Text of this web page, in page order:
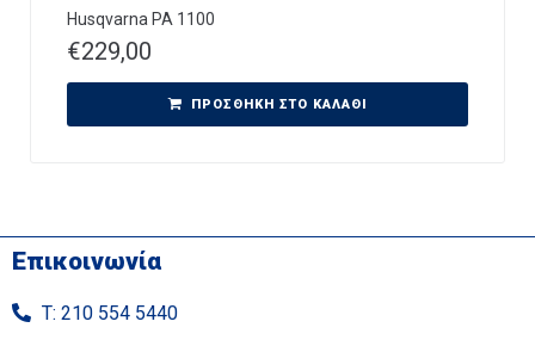
Husqvarna PA 1100
€229,00
ΠΡΟΣΘΉΚΗ ΣΤΟ ΚΑΛΆΘΙ
Επικοινωνία
Τ: 210 554 5440